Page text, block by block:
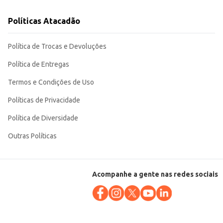
Políticas Atacadão
Política de Trocas e Devoluções
Política de Entregas
Termos e Condições de Uso
Políticas de Privacidade
Política de Diversidade
Outras Políticas
Acompanhe a gente nas redes sociais